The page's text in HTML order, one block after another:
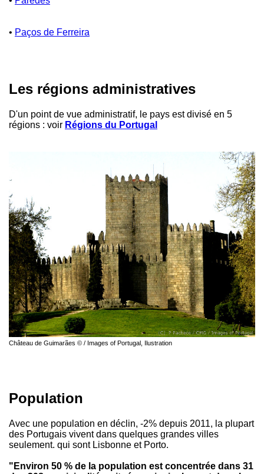
• Paços de Ferreira
Les régions administratives
D'un point de vue administratif, le pays est divisé en 5
régions : voir Régions du Portugal
Château de Guimarães © / Images of Portugal, Ilustration
Population
Avec une population en déclin, -2% depuis 2011, la plupart
des Portugais vivent dans quelques grandes villes
seulement. qui sont Lisbonne et Porto.
"Environ 50 % de la population est concentrée dans 31